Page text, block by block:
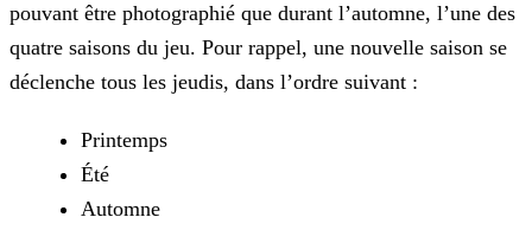
pouvant être photographié que durant l’automne, l’une des
quatre saisons du jeu. Pour rappel, une nouvelle saison se
déclenche tous les jeudis, dans l’ordre suivant :
Printemps
Été
Automne